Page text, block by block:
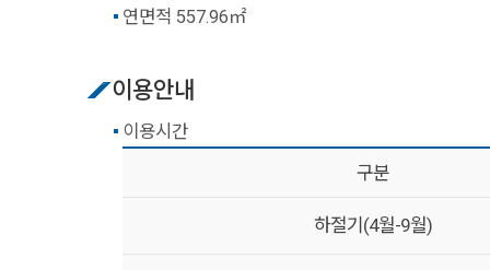
연면적 557.96㎡
이용안내
이용시간
구분
하절기(4월-9월)